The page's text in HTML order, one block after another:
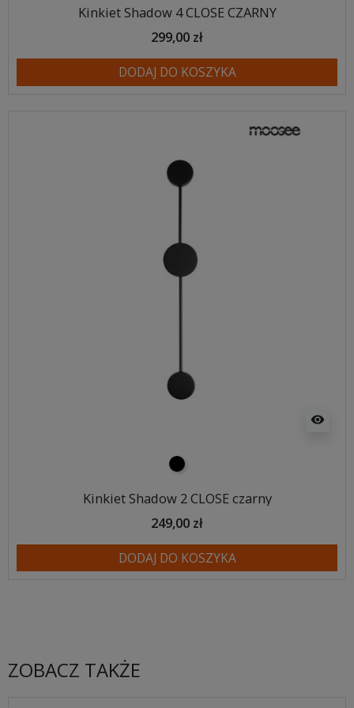
Kinkiet Shadow 4 CLOSE CZARNY
299,00 zł
DODAJ DO KOSZYKA
visibility
czarny
Kinkiet Shadow 2 CLOSE czarny
249,00 zł
DODAJ DO KOSZYKA
ZOBACZ TAKŻE